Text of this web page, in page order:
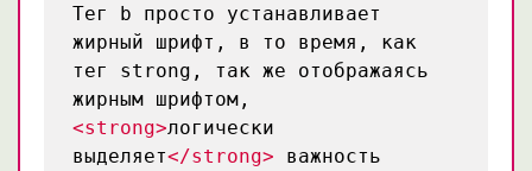
Тег b просто устанавливает
жирный шрифт, в то время, как
тег strong, так же отображаясь
жирным шрифтом,
<strong>логически
выделяет</strong> важность